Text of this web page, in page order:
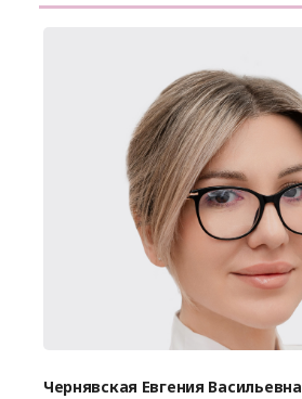
Чернявская Евгения Васильевна